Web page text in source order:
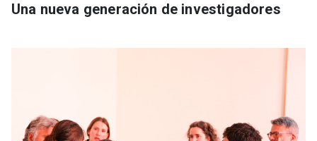
Una nueva generación de investigadores